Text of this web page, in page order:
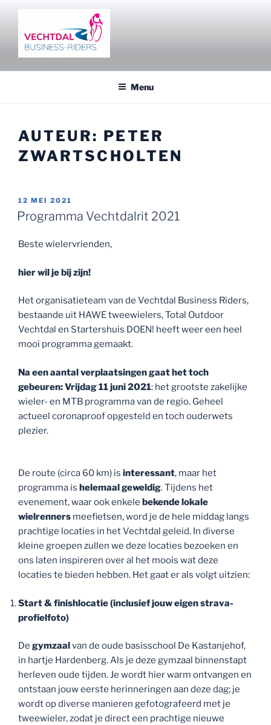
inhoud
VECHTDAL BUSINESS RIDERS
Menu
AUTEUR: PETER
ZWARTSCHOLTEN
GEPLAATST
OP
12 MEI 2021
Programma Vechtdalrit 2021
Beste wielervrienden,
hier wil je bij zijn!
Het organisatieteam van de Vechtdal Business Riders,
bestaande uit HAWE tweewielers, Total Outdoor
Vechtdal en Startershuis DOEN! heeft weer een heel
mooi programma gemaakt.
Na een aantal verplaatsingen gaat het toch
gebeuren: Vrijdag 11 juni 2021: het grootste zakelijke
wieler- en MTB programma van de regio. Geheel
actueel coronaproof opgesteld en toch ouderwets
plezier.
De route (circa 60 km) is interessant, maar het
programma is helemaal geweldig. Tijdens het
evenement, waar ook enkele bekende lokale
wielrenners meefietsen, word je de hele middag langs
prachtige locaties in het Vechtdal geleid. In diverse
kleine groepen zullen we deze locaties bezoeken en
ons laten inspireren over al het moois wat deze
locaties te bieden hebben. Het gaat er als volgt uitzien:
Start & finishlocatie (inclusief jouw eigen strava-
profielfoto)
De gymzaalvan de oude basisschool De Kastanjehof,
in hartje Hardenberg. Als je deze gymzaal binnenstapt
herleven oude tijden. Je wordt hier warm ontvangen en
ontstaan jouw eerste herinneringen aan deze dag; je
wordt op diverse manieren gefotografeerd met je
tweewieler, zodat je direct een prachtige nieuwe